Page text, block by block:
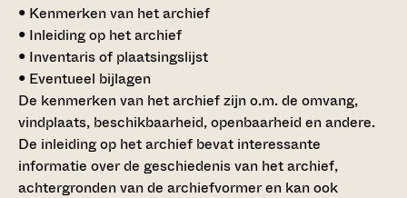
• Kenmerken van het archief
• Inleiding op het archief
• Inventaris of plaatsingslijst
• Eventueel bijlagen
De kenmerken van het archief zijn o.m. de omvang,
vindplaats, beschikbaarheid, openbaarheid en andere.
De inleiding op het archief bevat interessante
informatie over de geschiedenis van het archief,
achtergronden van de archiefvormer en kan ook